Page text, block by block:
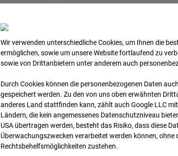
08.07.2026 06:15
Wir verwenden unterschiedliche Cookies, um Ihnen die
ermöglichen, sowie um unsere Website fortlaufend zu
sowie von Drittanbietern unter anderem auch
Durch Cookies können die personenbezogenen Daten
gespeichert werden. Zu den von uns oben erwähnten
anderes Land stattfinden kann, zählt auch Google LLC mit
Ländern, die kein angemessenes Datenschutzniveau
USA übertragen werden, besteht das Risiko, dass diese
Überwachungszwecken verarbeitet werden können,
Rechtsbehelfsmöglichkeiten zustehen.